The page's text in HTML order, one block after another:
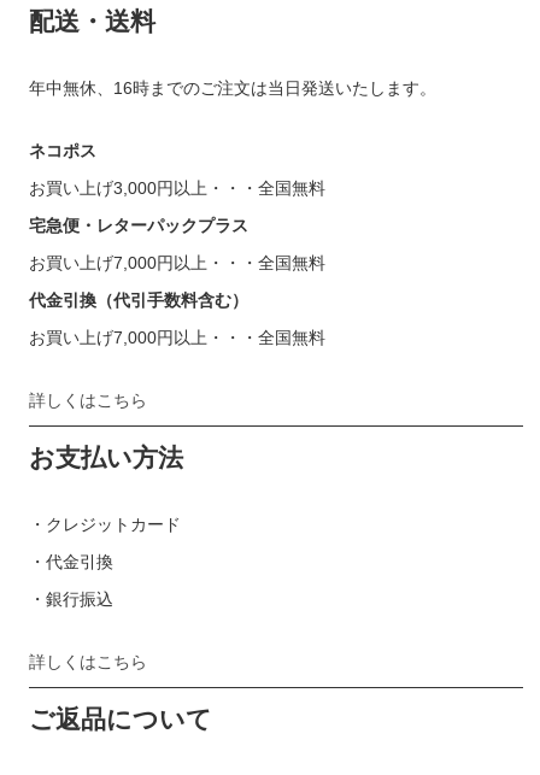
配送・送料
年中無休、16時までのご注文は当日発送いたします。
ネコポス
お買い上げ3,000円以上・・・全国無料
宅急便・レターパックプラス
お買い上げ7,000円以上・・・全国無料
代金引換（代引手数料含む）
お買い上げ7,000円以上・・・全国無料
詳しくはこちら
お支払い方法
・クレジットカード
・代金引換
・銀行振込
詳しくはこちら
ご返品について